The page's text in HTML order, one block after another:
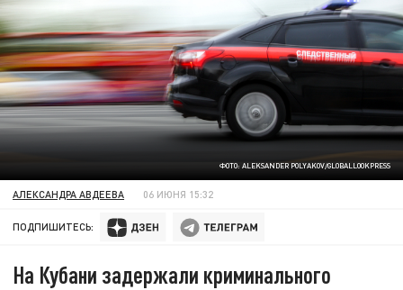
ФОТО: ALEKSANDER POLYAKOV/GLOBALLOOKPRESS
АЛЕКСАНДРА АВДЕЕВА 06 ИЮНЯ 15:32
ПОДПИШИТЕСЬ:
На Кубани задержали криминального